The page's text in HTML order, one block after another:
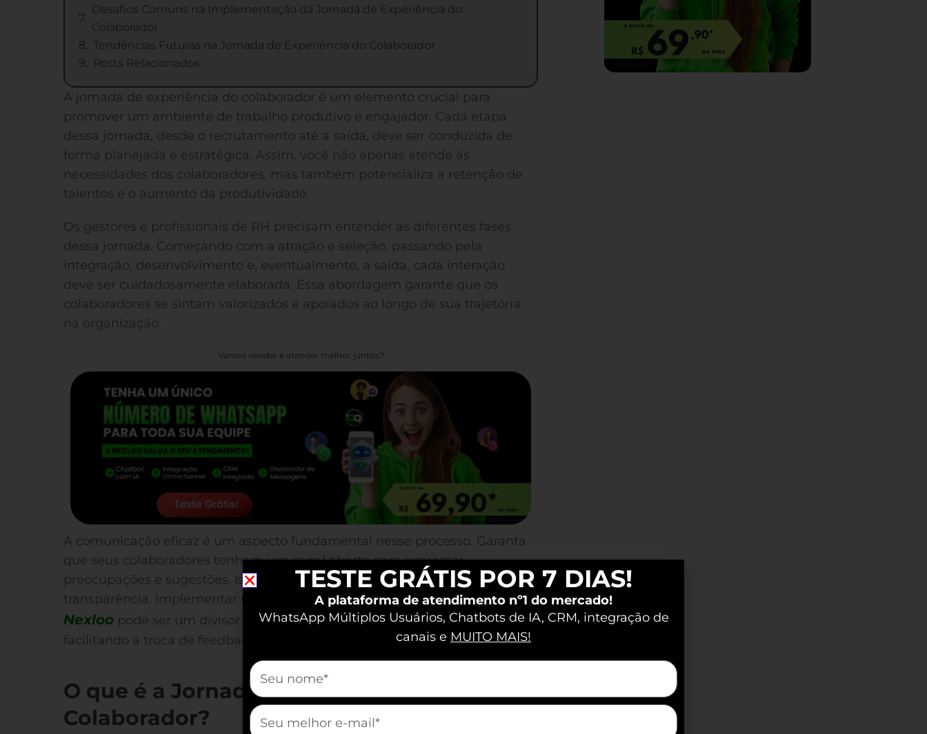
Desafios Comuns na Implementação da Jornada de Experiência do
Colaborador
Tendências Futuras na Jornada de Experiência do Colaborador
Posts Relacionados
A jornada de experiência do colaborador é um elemento crucial para
promover um ambiente de trabalho produtivo e engajador. Cada etapa
dessa jornada, desde o recrutamento até a saída, deve ser conduzida de
forma planejada e estratégica. Assim, você não apenas atende às
necessidades dos colaboradores, mas também potencializa a retenção de
talentos e o aumento da produtividade.
Os gestores e profissionais de RH precisam entender as diferentes fases
dessa jornada. Começando com a atração e seleção, passando pela
integração, desenvolvimento e, eventualmente, a saída, cada interação
deve ser cuidadosamente elaborada. Essa abordagem garante que os
colaboradores se sintam valorizados e apoiados ao longo de sua trajetória
na organização.
Vamos vender e atender melhor juntos?
A comunicação eficaz é um aspecto fundamental nesse processo. Garanta
que seus colaboradores tenham um canal aberto para expressar
preocupações e sugestões. Isso promove um ambiente de confiança e
transparência. Implementar uma plataforma de atendimento como a
Nexloo pode ser um divisor de águas, permitindo suporte contínuo e
facilitando a troca de feedback.
O que é a Jornada de Experiência do
Colaborador?
TESTE GRÁTIS POR 7 DIAS!
A plataforma de atendimento nº1 do mercado!
WhatsApp Múltiplos Usuários, Chatbots de IA, CRM, integração de
canais e MUITO MAIS!
mauticform[nome]
mauticform[email]